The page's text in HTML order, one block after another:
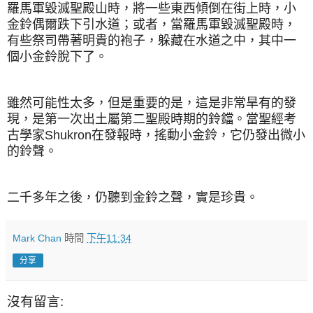
羅馬軍毀滅聖殿山時，將一些東西傾倒在街上時，小
金鈴偶爾跌下引水道；或者，當羅馬軍毀滅聖殿時，
有些祭司帶著明貴的袍子，躲藏在水道之中，其中一
個小金鈴脫下了。
雖然可能性太多，但是重要的是，這是非常旱有的發
現，是第一次出土屬第二聖殿時期的鈴鐺。當聖經考
古學家Shukron在發報時，搖動小金鈴，它仍發出微小
的鈴聲。
二千多年之後，仍聽到金鈴之聲，實是珍貴。
Mark Chan 時間 下午11:34
分享
沒有留言: